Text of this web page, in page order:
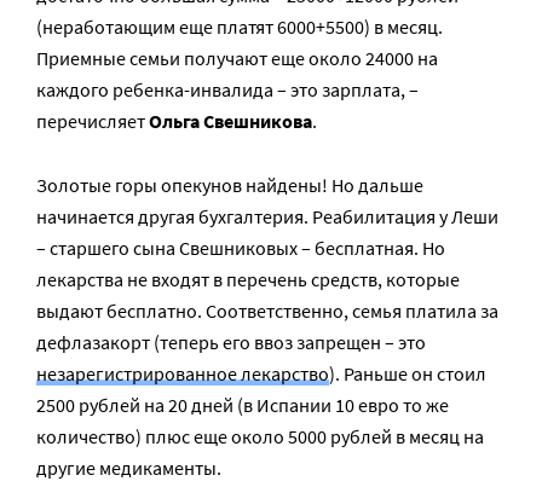
(неработающим еще платят 6000+5500) в месяц.
Приемные семьи получают еще около 24000 на
каждого ребенка-инвалида – это зарплата, –
перечисляетОльга Свешникова.
Золотые горы опекунов найдены! Но дальше
начинается другая бухгалтерия. Реабилитация у Леши
– старшего сына Свешниковых – бесплатная. Но
лекарства не входят в перечень средств, которые
выдают бесплатно. Соответственно, семья платила за
дефлазакорт (теперь его ввоз запрещен – это
незарегистрированное лекарство). Раньше он стоил
2500 рублей на 20 дней (в Испании 10 евро то же
количество) плюс еще около 5000 рублей в месяц на
другие медикаменты.